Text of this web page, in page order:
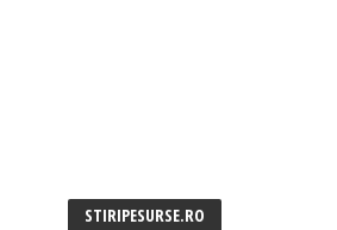
STIRIPESURSE.RO